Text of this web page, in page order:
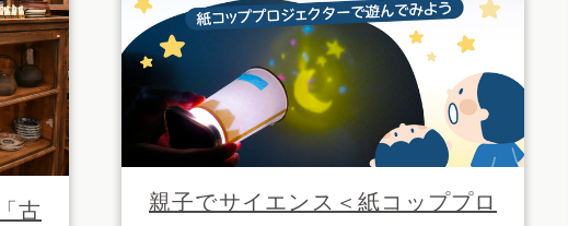
古
親子でサイエンス＜紙コッププロ